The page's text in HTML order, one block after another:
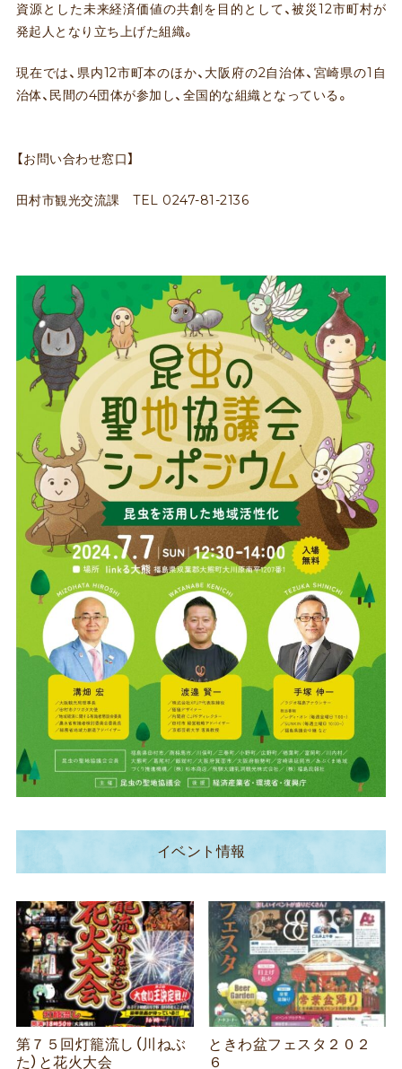
資源とした未来経済価値の共創を目的として、被災12市町村が
発起人となり立ち上げた組織。
現在では、県内12市町本のほか、大阪府の2自治体、宮崎県の1自
治体、民間の4団体が参加し、全国的な組織となっている。
【お問い合わせ窓口】
田村市観光交流課 TEL 0247-81-2136
イベント情報
第７５回灯籠流し（川ねぶ
た）と花火大会
ときわ盆フェスタ２０２
６